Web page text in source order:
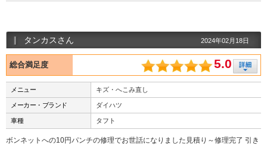
タンカスさん 2024年02月18日
総合満足度 5.0
メニュー キズ・へこみ直し
メーカー・ブランド ダイハツ
車種 タフト
ボンネットへの10円パンチの修理でお世話になりました見積り～修理完了 引き